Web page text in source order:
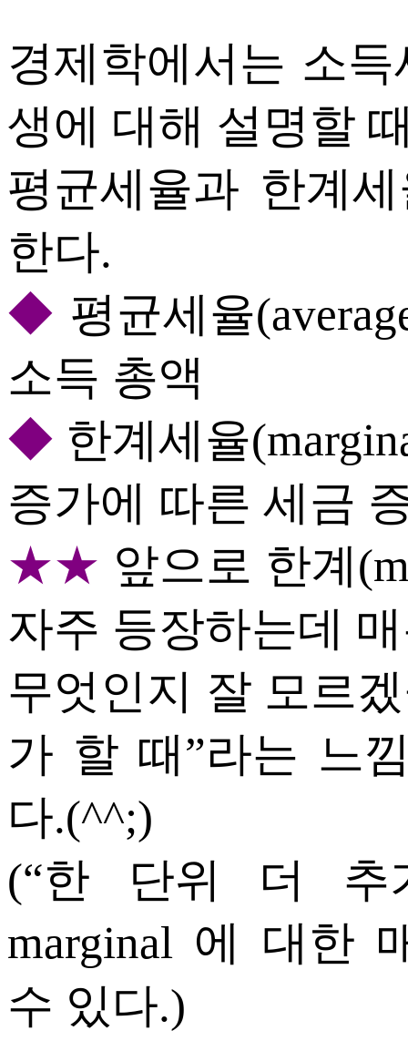
경제학에서는 소
생에 대해 설명할
평균세율과 한계
한다.
◆ 평균세율
소득 총액
◆ 한계세율
증가에 따른 세금
★★ 앞으로 한계
자주 등장하는데
무엇인지 잘 모르
가 할 때”라는 느
다.(^^;)
(“한 단위 더 추
marginal 에 대한
수 있다.)